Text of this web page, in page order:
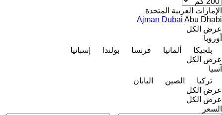
الإمارات العربية المتحدة
Ajman Dubai Abu Dhabi
عرض الكل
أوروبا
بلجيكا
ألمانيا فرنسا بولندا
إسبانيا
عرض الكل
آسيا
تركيا
الصين
اليابان
عرض الكل
عرض الكل
السعر